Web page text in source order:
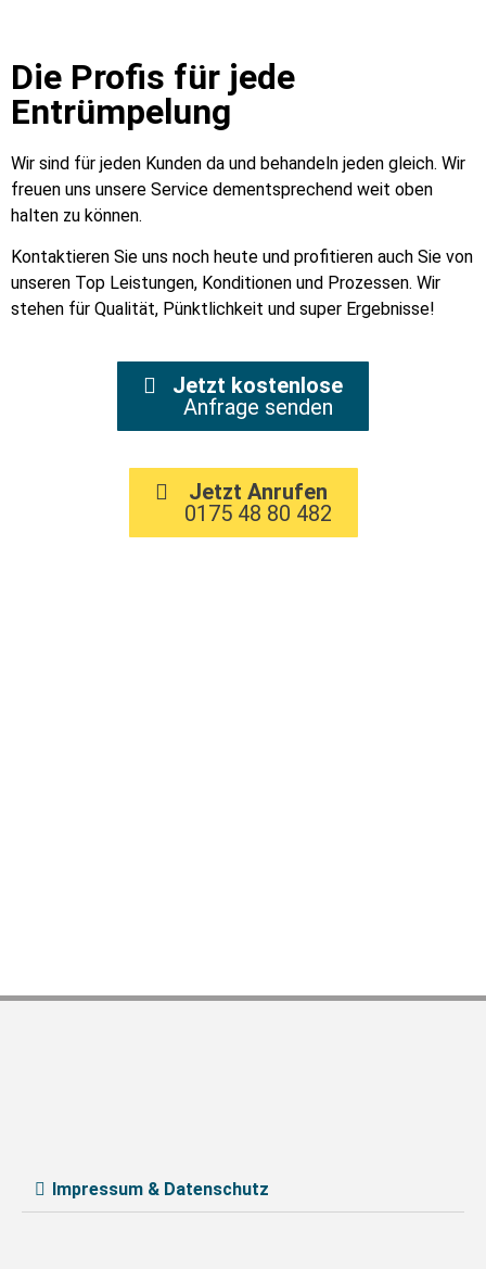
Die Profis für jede
Entrümpelung
Wir sind für jeden Kunden da und behandeln jeden gleich. Wir
freuen uns unsere Service dementsprechend weit oben
halten zu können.
Kontaktieren Sie uns noch heute und profitieren auch Sie von
unseren Top Leistungen, Konditionen und Prozessen. Wir
stehen für Qualität, Pünktlichkeit und super Ergebnisse!
Jetzt kostenlose
Anfrage senden
Jetzt Anrufen
0175 48 80 482
Impressum & Datenschutz